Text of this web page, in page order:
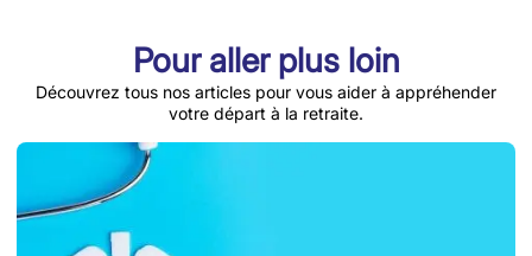
Pour aller plus loin
Découvrez tous nos articles pour vous aider à appréhender
votre départ à la retraite.